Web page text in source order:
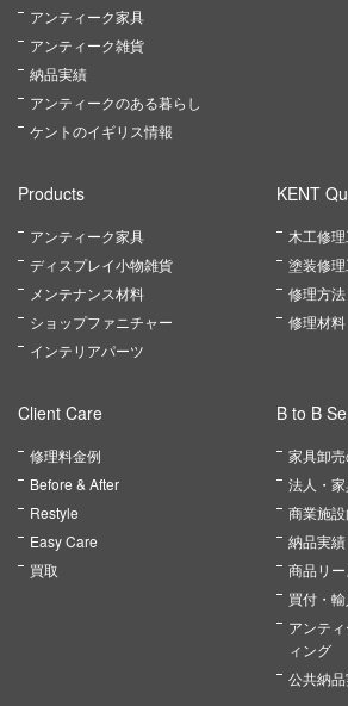
アンティーク家具
アンティーク雑貨
納品実績
アンティークのある暮らし
ケントのイギリス情報
Products
アンティーク家具
ディスプレイ小物雑貨
メンテナンス材料
ショップファニチャー
インテリアパーツ
KENT
木工修
塗装修
修理方法
修理材料
Client Care
修理料金例
Before & After
Restyle
Easy Care
買取
B to B
家具卸
法人・
商業施
納品実績
商品リ
買付・
アンテ
ィング
公共納